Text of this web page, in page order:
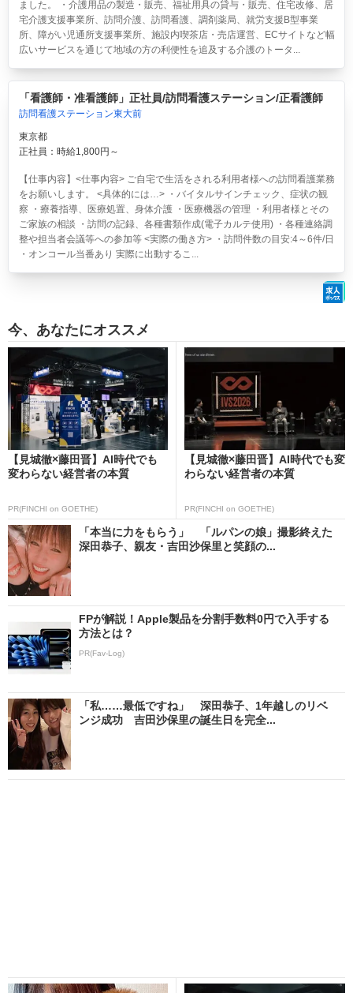
ました。 ・介護用品の製造・販売、福祉用具の貸与・販売、住宅改修、居
宅介護支援事業所、訪問介護、訪問看護、調剤薬局、就労支援B型事業
所、障がい児通所支援事業所、施設内喫茶店・売店運営、ECサイトなど幅
広いサービスを通じて地域の方の利便性を追及する介護のトータ...
「看護師・准看護師」正社員/訪問看護ステーション/正看護師
訪問看護ステーション東大前
東京都
正社員：時給1,800円～
【仕事内容】<仕事内容> ご自宅で生活をされる利用者様への訪問看護業務
をお願いします。 <具体的には…> ・バイタルサインチェック、症状の観
察 ・療養指導、医療処置、身体介護 ・医療機器の管理 ・利用者様とその
ご家族の相談 ・訪問の記録、各種書類作成(電子カルテ使用) ・各種連絡調
整や担当者会議等への参加等 <実際の働き方> ・訪問件数の目安:4～6件/日
・オンコール当番あり 実際に出動するこ...
今、あなたにオススメ
【見城徹×藤田晋】AI時代でも
変わらない経営者の本質
PR(FINCHI on GOETHE)
【見城徹×藤田晋】AI時代でも変
わらない経営者の本質
PR(FINCHI on GOETHE)
「本当に力をもらう」 「ルパンの娘」撮影終えた
深田恭子、親友・吉田沙保里と笑顔の...
FPが解説！Apple製品を分割手数料0円で入手する
方法とは？
PR(Fav-Log)
「私……最低ですね」 深田恭子、1年越しのリベ
ンジ成功 吉田沙保里の誕生日を完全...